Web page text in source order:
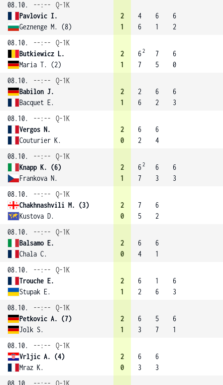
08.10.
--:--
Q-1K
Pavlovic I.
Geznenge M. (8)
2
1
4
6
6
1
6
2
08.10.
--:--
Q-1K
Butkiewicz L.
Maria T. (2)
2
1
62
7
7
5
6
0
08.10.
--:--
Q-1K
Babilon J.
Bacquet E.
2
1
2
6
6
2
6
3
08.10.
--:--
Q-1K
Vergos N.
Couturier K.
2
0
6
2
6
4
08.10.
--:--
Q-1K
Knapp K. (6)
Frankova N.
2
1
62
7
6
3
6
3
08.10.
--:--
Q-1K
Chakhnashvili M. (3)
Kustova D.
2
0
7
5
6
2
08.10.
--:--
Q-1K
Balsamo E.
Chala C.
2
0
6
4
6
1
08.10.
--:--
Q-1K
Trouche E.
Stupak E.
2
1
6
2
1
6
6
3
08.10.
--:--
Q-1K
Petkovic A. (7)
Jolk S.
2
1
6
3
5
7
6
1
08.10.
--:--
Q-1K
Vrljic A. (4)
Mraz K.
2
0
6
3
6
3
08.10.
--:-- Q-1K